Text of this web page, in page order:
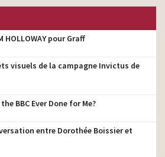
directeur de création
HOLLOWAY pour Graff
visuels de la campagne Invictus de
BBC Ever Done for Me?
entre Dorothée Boissier et